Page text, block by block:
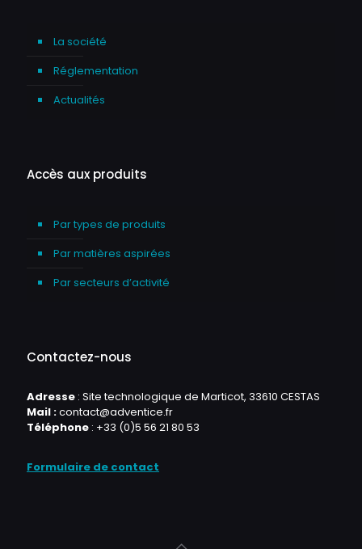
La société
Réglementation
Actualités
Accès aux produits
Par types de produits
Par matières aspirées
Par secteurs d’activité
Contactez-nous
Adresse : Site technologique de Marticot, 33610 CESTAS
Mail :contact@adventice.fr
Téléphone : +33 (0)5 56 21 80 53
Formulaire de contact